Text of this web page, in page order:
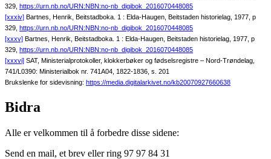
329, https://urn.nb.no/URN:NBN:no-nb_digibok_2016070448085
[xxxiv] Bartnes, Henrik, Beitstadboka. 1 : Elda-Haugen, Beitstaden historielag, 1977, p
329, https://urn.nb.no/URN:NBN:no-nb_digibok_2016070448085
[xxxv] Bartnes, Henrik, Beitstadboka. 1 : Elda-Haugen, Beitstaden historielag, 1977, p
329, https://urn.nb.no/URN:NBN:no-nb_digibok_2016070448085
[xxxvi] SAT, Ministerialprotokoller, klokkerbøker og fødselsregistre – Nord-Trøndelag,
741/L0390: Ministerialbok nr. 741A04, 1822-1836, s. 201
Brukslenke for sidevisning: https://media.digitalarkivet.no/kb20070927660638
Bidra
Alle er velkommen til å forbedre disse sidene:
Send en mail, et brev eller ring 97 97 84 31